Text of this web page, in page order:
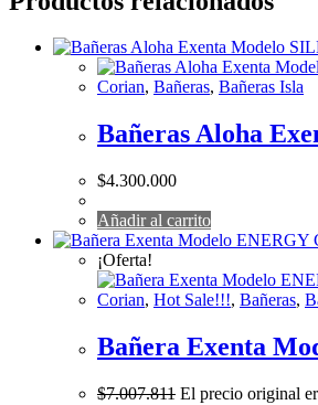
Corian, Bañeras, Bañeras Isla
Bañeras Aloha
$4.300.000
Añadir al carrito
¡Oferta!
Corian, Hot Sale!!!, Bañeras,
Bañera Exenta
$7.007.811 El precio original